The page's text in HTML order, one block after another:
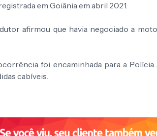
em Goiânia em abril 2021.
afirmou que havia negociado a
foi encaminhada para a
cabíveis.